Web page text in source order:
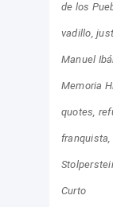
de los
vadillo
Manuel
Memoria
quotes
franquista
Curto